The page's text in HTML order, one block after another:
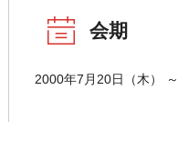
会期
2000年7月20日（木）